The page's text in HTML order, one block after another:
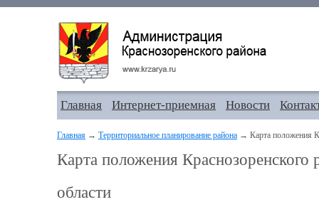
Главная Интернет-приемная Новости
Главная → Территориальное планирование района → Карта положения
Карта положения Краснозоренского
области